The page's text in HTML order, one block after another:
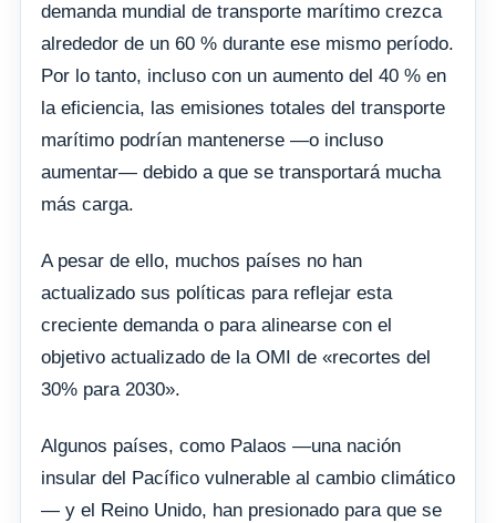
demanda mundial de transporte marítimo crezca
alrededor de un 60 % durante ese mismo período.
Por lo tanto, incluso con un aumento del 40 % en
la eficiencia, las emisiones totales del transporte
marítimo podrían mantenerse —o incluso
aumentar— debido a que se transportará mucha
más carga.
A pesar de ello, muchos países no han
actualizado sus políticas para reflejar esta
creciente demanda o para alinearse con el
objetivo actualizado de la OMI de «recortes del
30% para 2030».
Algunos países, como Palaos —una nación
insular del Pacífico vulnerable al cambio climático
— y el Reino Unido, han presionado para que se